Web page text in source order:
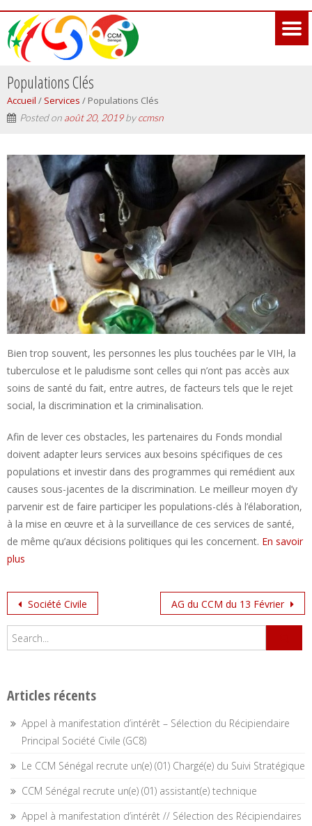
Populations Clés
Accueil / Services / Populations Clés
Posted on août 20, 2019byccmsn
Bien trop souvent, les personnes les plus touchées par le VIH, la
tuberculose et le paludisme sont celles qui n’ont pas accès aux
soins de santé du fait, entre autres, de facteurs tels que le rejet
social, la discrimination et la criminalisation.
Afin de lever ces obstacles, les partenaires du Fonds mondial
doivent adapter leurs services aux besoins spécifiques de ces
populations et investir dans des programmes qui remédient aux
causes sous-jacentes de la discrimination. Le meilleur moyen d’y
parvenir est de faire participer les populations-clés à l’élaboration,
à la mise en œuvre et à la surveillance de ces services de santé,
de même qu’aux décisions politiques qui les concernent. En savoir
plus
Post
navigation
Société Civile AG du CCM du 13 Février
Articles récents
Appel à manifestation d’intérêt – Sélection du Récipiendaire
Principal Société Civile (GC8)
Le CCM Sénégal recrute un(e) (01) Chargé(e) du Suivi Stratégique
CCM Sénégal recrute un(e) (01) assistant(e) technique
Appel à manifestation d’intérêt // Sélection des Récipiendaires